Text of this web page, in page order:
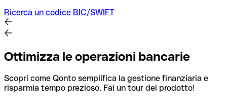
Ricerca un codice BIC/SWIFT
Ottimizza le operazioni bancarie
Scopri come Qonto semplifica la gestione finanziaria e
risparmia tempo prezioso. Fai un tour del prodotto!